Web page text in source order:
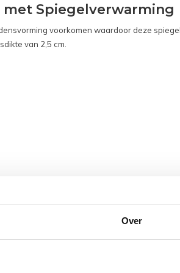
Over
met Spiegelverwarming
voorkomen waardoor deze
van 2,5 cm.